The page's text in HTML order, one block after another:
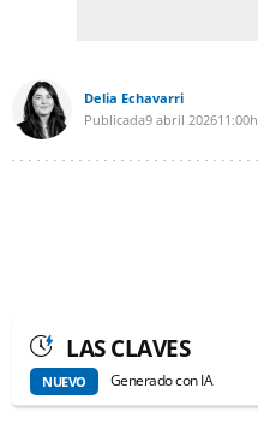
Delia Echavarri
Publicada9 abril 202611:00h
LAS CLAVES
NUEVO Generado con IA